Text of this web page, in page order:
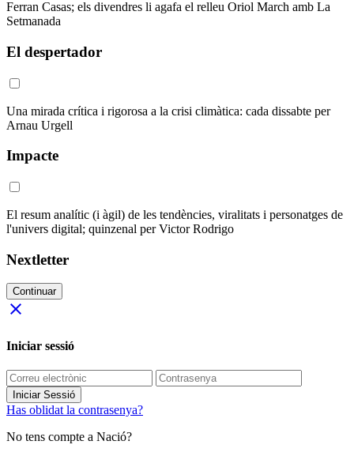
Ferran Casas; els divendres li agafa el relleu Oriol March amb La
Setmanada
El despertador
Una mirada crítica i rigorosa a la crisi climàtica: cada dissabte per
Arnau Urgell
Impacte
El resum analític (i àgil) de les tendències, viralitats i personatges de
l'univers digital; quinzenal per Victor Rodrigo
Nextletter
Continuar
close
Iniciar sessió
Iniciar Sessió
Has oblidat la contrasenya?
No tens compte a Nació?